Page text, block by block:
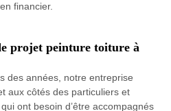
financier.
projet peinture toiture à
des années, notre entreprise
aux côtés des particuliers et
ont besoin d’être accompagnés